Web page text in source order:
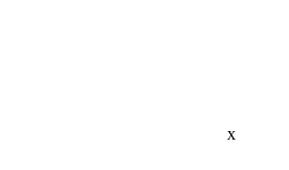
x